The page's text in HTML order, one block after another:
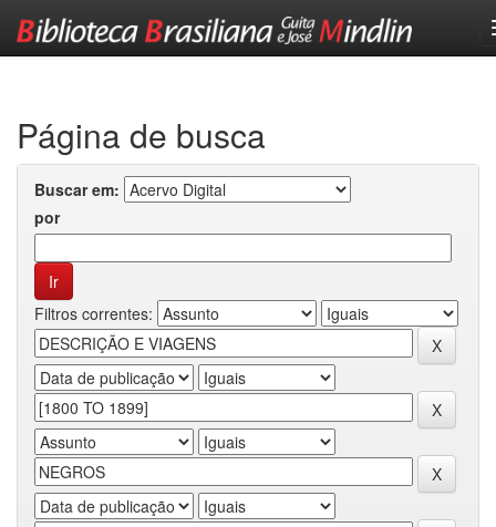
Página de busca
Buscar em:
por
Filtros correntes: